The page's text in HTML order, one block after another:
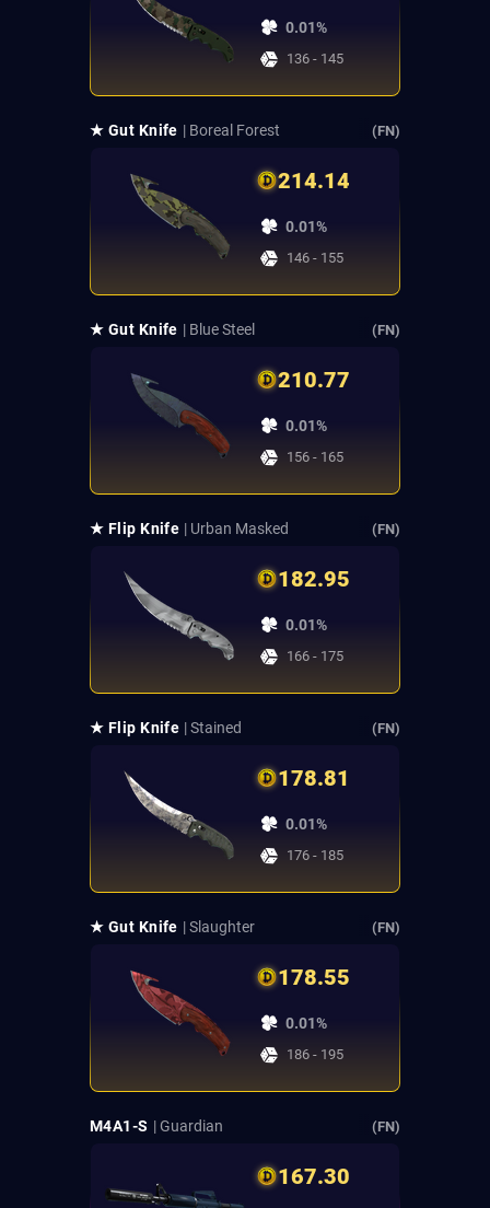
0.01%
136 - 145
★ Gut Knife | Boreal Forest (FN)
214.14
0.01%
146 - 155
★ Gut Knife | Blue Steel (FN)
210.77
0.01%
156 - 165
★ Flip Knife | Urban Masked (FN)
182.95
0.01%
166 - 175
★ Flip Knife | Stained (FN)
178.81
0.01%
176 - 185
★ Gut Knife | Slaughter (FN)
178.55
0.01%
186 - 195
M4A1-S | Guardian (FN)
167.30